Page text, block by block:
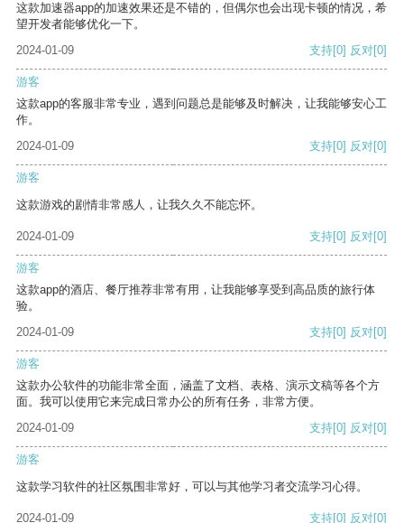
这款加速器app的加速效果还是不错的，但偶尔也会出现卡顿的情况，希
望开发者能够优化一下。
2024-01-09
支持[0] 反对[0]
游客
这款app的客服非常专业，遇到问题总是能够及时解决，让我能够安心工
作。
2024-01-09
支持[0] 反对[0]
游客
这款游戏的剧情非常感人，让我久久不能忘怀。
2024-01-09 支持[0] 反对[0]
游客
这款app的酒店、餐厅推荐非常有用，让我能够享受到高品质的旅行体
验。
2024-01-09
支持[0] 反对[0]
游客
这款办公软件的功能非常全面，涵盖了文档、表格、演示文稿等各个方
面。我可以使用它来完成日常办公的所有任务，非常方便。
2024-01-09
支持[0] 反对[0]
游客
这款学习软件的社区氛围非常好，可以与其他学习者交流学习心得。
2024-01-09 支持[0] 反对[0]